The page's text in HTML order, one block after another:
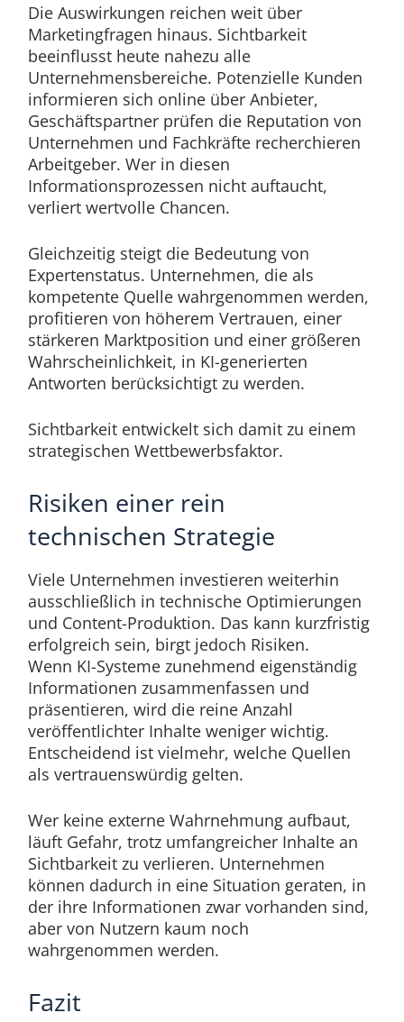
Die Auswirkungen reichen weit über
Marketingfragen hinaus. Sichtbarkeit
beeinflusst heute nahezu alle
Unternehmensbereiche. Potenzielle Kunden
informieren sich online über Anbieter,
Geschäftspartner prüfen die Reputation von
Unternehmen und Fachkräfte recherchieren
Arbeitgeber. Wer in diesen
Informationsprozessen nicht auftaucht,
verliert wertvolle Chancen.
Gleichzeitig steigt die Bedeutung von
Expertenstatus. Unternehmen, die als
kompetente Quelle wahrgenommen werden,
profitieren von höherem Vertrauen, einer
stärkeren Marktposition und einer größeren
Wahrscheinlichkeit, in KI-generierten
Antworten berücksichtigt zu werden.
Sichtbarkeit entwickelt sich damit zu einem
strategischen Wettbewerbsfaktor.
Risiken einer rein
technischen Strategie
Viele Unternehmen investieren weiterhin
ausschließlich in technische Optimierungen
und Content-Produktion. Das kann kurzfristig
erfolgreich sein, birgt jedoch Risiken.
Wenn KI-Systeme zunehmend eigenständig
Informationen zusammenfassen und
präsentieren, wird die reine Anzahl
veröffentlichter Inhalte weniger wichtig.
Entscheidend ist vielmehr, welche Quellen
als vertrauenswürdig gelten.
Wer keine externe Wahrnehmung aufbaut,
läuft Gefahr, trotz umfangreicher Inhalte an
Sichtbarkeit zu verlieren. Unternehmen
können dadurch in eine Situation geraten, in
der ihre Informationen zwar vorhanden sind,
aber von Nutzern kaum noch
wahrgenommen werden.
Fazit